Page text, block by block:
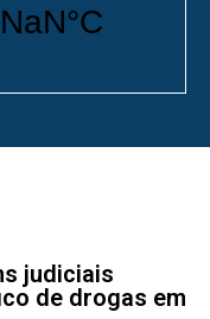
judiciais
de drogas em